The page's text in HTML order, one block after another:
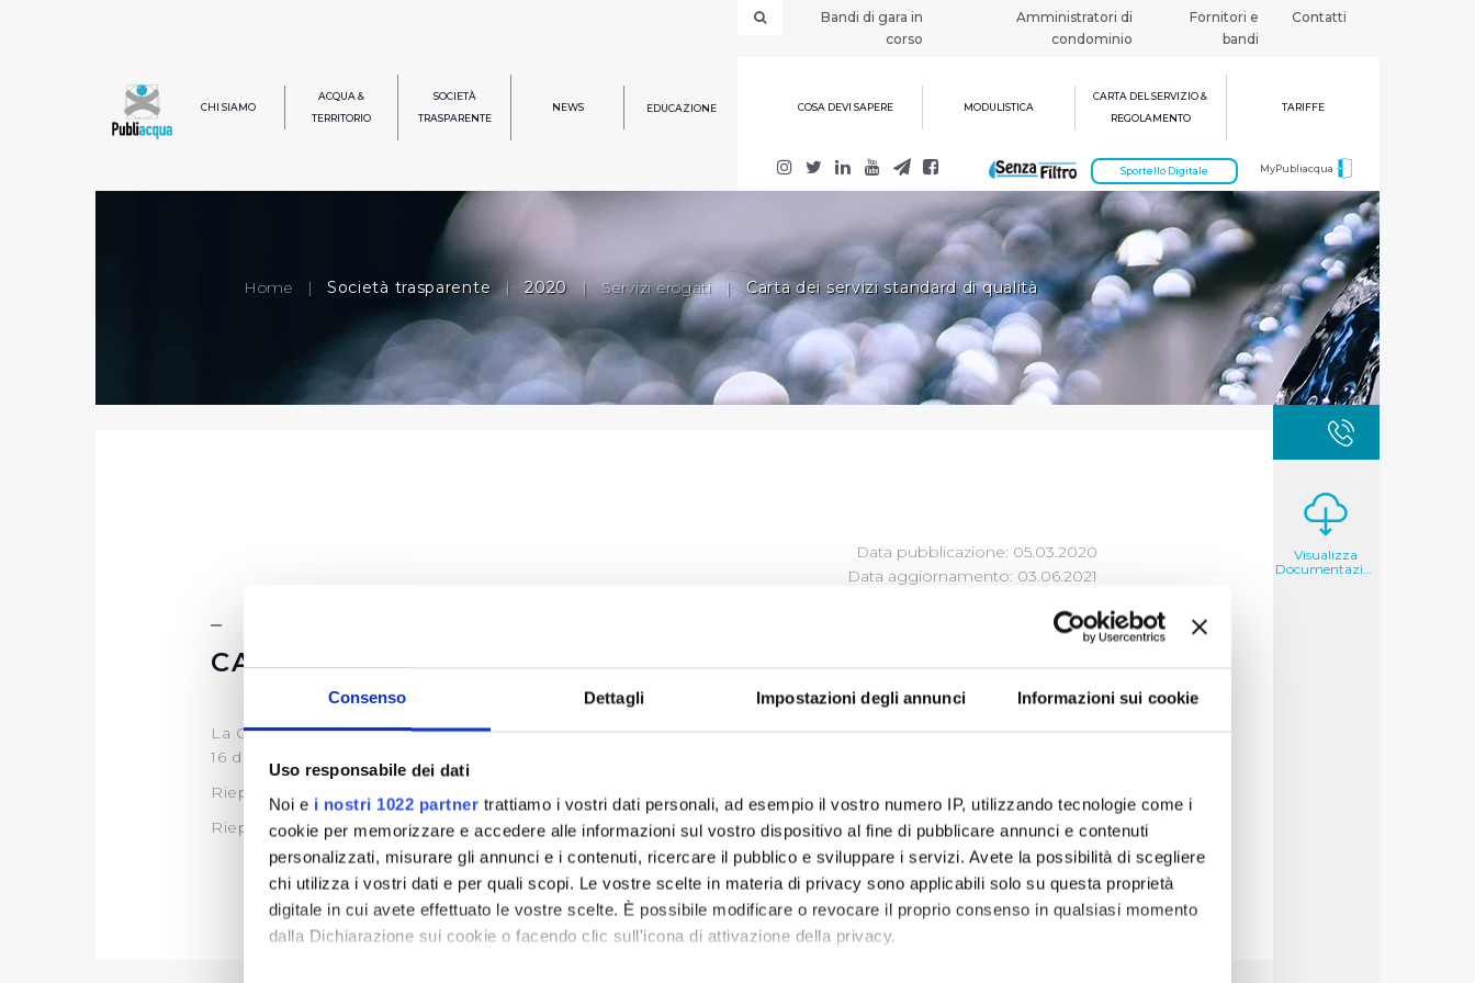
Consenso Dettagli Impostazioni degli annunci Informazioni sui cookie
Uso responsabile dei dati
Noi e i nostri 1022 partner trattiamo i vostri dati personali, ad esempio il vostro numero IP, utilizzando tecnologie come i
cookie per memorizzare e accedere alle informazioni sul vostro dispositivo al fine di pubblicare annunci e contenuti
personalizzati, misurare gli annunci e i contenuti, ricercare il pubblico e sviluppare i servizi. Avete la possibilità di scegliere
chi utilizza i vostri dati e per quali scopi. Le vostre scelte in materia di privacy sono applicabili solo su questa proprietà
digitale in cui avete effettuato le vostre scelte. È possibile modificare o revocare il proprio consenso in qualsiasi momento
dalla Dichiarazione sui cookie o facendo clic sull'icona di attivazione della privacy.
Bandi di gara in
corso
Amministratori di
condominio
Fornitori e
bandi
Contatti
CHI SIAMO
ACQUA &
TERRITORIO
SOCIETÀ
TRASPARENTE
NEWS EDUCAZIONE COSA DEVI SAPERE MODULISTICA
CARTA DEL SERVIZIO &
REGOLAMENTO
TARIFFE
MyPubliacqua
Sportello Digitale
Home | Società trasparente | 2020 | Servizi erogati | Carta dei servizi standard di qualità
Data pubblicazione: 05.03.2020
Data aggiornamento: 03.06.2021
CARTA DEI SERVIZI STANDARD DI QUALITÀ
La Carta del Servizio in vigore dal 1 gennaio 2020 è quella approvata con delibera del Consiglio Direttivo n. 21 del
16 dicembre 2019 (
Riepilogo Standard di Qualità 2020 - Dati 2019 (
Riepilogo Standard di Qualità 2021 - Dati 2020 (clicca qui)
Visualizza
Documentazione